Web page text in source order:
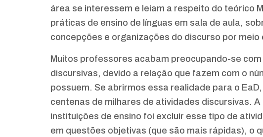
área se interessem e leiam a respeito do teórico
práticas de ensino de línguas em sala de aula,
concepções e organizações do discurso por
Muitos professores acabam preocupando-se
discursivas, devido a relação que fazem com o
possuem. Se abrirmos essa realidade para o
centenas de milhares de atividades discursivas.
instituições de ensino foi excluir esse tipo de
em questões objetivas (que são mais rápidas), o